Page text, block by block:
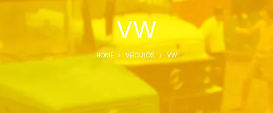
VW
HOME VEÍCULOS VW